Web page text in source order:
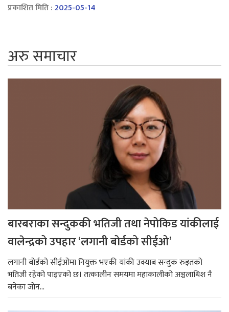
प्रकाशित मिति :2025-05-14
अरु समाचार
बारबराका सन्दुककी भतिजी तथा नेपोकिड यांकीलाई
वालेन्द्रको उपहार ‘लगानी बोर्डको सीईओ’
लगानी बोर्डको सीईओमा नियुक्त भएकी यांकी उक्याब सन्दुक रुइतको
भतिजी रहेको पाइएको छ। तत्कालीन समयमा महाकालीको अञ्चलाधिश नै
बनेका जोन...